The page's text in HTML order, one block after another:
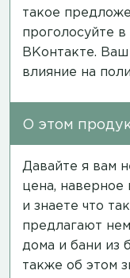
такое
проголосуйте
ВКонтакте. Ваш
влияние на
О этом
Давайте я вам
цена, наверное
и знаете что
предлагают
дома и бани из
также об этом